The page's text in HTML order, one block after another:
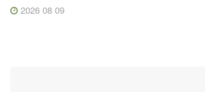
2026 08 09